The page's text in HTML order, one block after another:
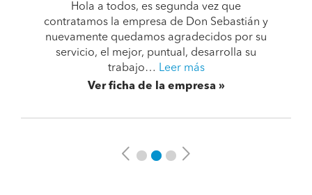
Hola a todos, es segunda vez que
contratamos la empresa de Don Sebastián y
nuevamente quedamos agradecidos por su
servicio, el mejor, puntual, desarrolla su
trabajo… Leer más
Ver ficha de la empresa
Previous Next